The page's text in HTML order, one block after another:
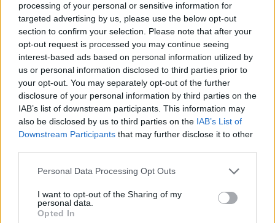
processing of your personal or sensitive information for
targeted advertising by us, please use the below opt-out
section to confirm your selection. Please note that after your
opt-out request is processed you may continue seeing
interest-based ads based on personal information utilized by
us or personal information disclosed to third parties prior to
your opt-out. You may separately opt-out of the further
disclosure of your personal information by third parties on the
IAB’s list of downstream participants. This information may
also be disclosed by us to third parties on the IAB’s List of
Downstream Participants that may further disclose it to other
Personal Data Processing Opt Outs
I want to opt-out of the Sharing of my
personal data.
Opted In
καλύτερο μέρος για όλους.
Τα βασικά χαρακτηριστικά της εφαρμογής:
Εγγραφή: Μητρώο εθελοντών με ιστορικό και
βαθμολογία συμμετοχής / αποτελεσματικότητας
Βαθμολόγηση: Βαθμολόγηση τόσο από τον εθελοντή
όσο και από τη διοργάνωση
Αναφορά: Πλήρης αναφορά για παρουσίες,
eCheck-In: Αυτόματη contactless προσέλευση των
συμμετεχόντων στη διοργάνωση